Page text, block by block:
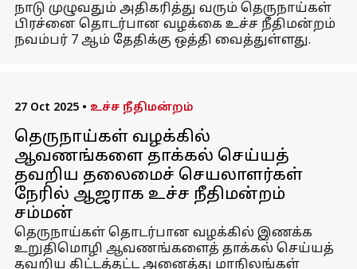
நாடு முழுவதும் அதிகரித்து வரும் தெருநாய்கள்
பிரச்னை தொடர்பான வழக்கை உச்ச நீதிமன்றம்
நவம்பர் 7 ஆம் தேதிக்கு ஒத்தி வைத்துள்ளது.
27 Oct 2025 • உச்ச நீதிமன்றம்
தெருநாய்கள் வழக்கில்
ஆவணங்களை தாக்கல் செய்யத்
தவறிய தலைமைச் செயலாளர்கள்
நேரில் ஆஜராக உச்ச நீதிமன்றம்
சம்மன்
தெருநாய்கள் தொடர்பான வழக்கில் இணக்க
உறுதிமொழி ஆவணங்களைத் தாக்கல் செய்யத்
தவறிய கிட்டத்தட்ட அனைத்து மாநிலங்கள்